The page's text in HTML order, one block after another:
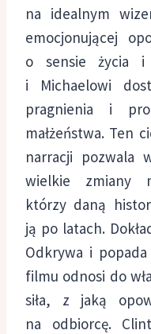
na idealnym
emocjonującej
o sensie życia i
i Michaelowi
pragnienia i
małżeństwa. Ten
narracji pozwala
wielkie zmiany
którzy daną
ją po latach.
Odkrywa i
filmu odnosi do
siła, z jaką
na odbiorcę.